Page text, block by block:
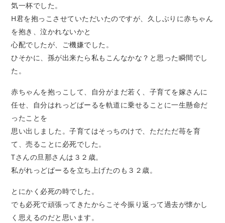
気一杯でした。
H君を抱っこさせていただいたのですが、久しぶりに赤ちゃん
を抱き、泣かれないかと
心配でしたが、ご機嫌でした。
ひそかに、孫が出来たら私もこんなかな？と思った瞬間でし
た。
赤ちゃんを抱っこして、自分がまだ若く、子育てを嫁さんに
任せ、自分はれっどぱーるを軌道に乗せることに一生懸命だ
ったことを
思い出しました。子育てはそっちのけで、ただただ苺を育
て、売ることに必死でした。
Tさんの旦那さんは３２歳。
私がれっどぱーるを立ち上げたのも３２歳。
とにかく必死の時でした。
でも必死で頑張ってきたからこそ今振り返って過去が懐かし
く思えるのだと思います。